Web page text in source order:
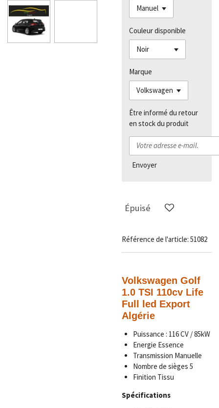
Couleur disponible
Marque
Être informé du retour
en stock du produit
Envoyer
Épuisé
Référence de l'article: 51082
Volkswagen Golf
1.0 TSI 110cv Life
Full led Export
Algérie
Puissance : 116 CV / 85kW
Energie Essence
Transmission Manuelle
Nombre de sièges 5
Finition Tissu
Spécifications